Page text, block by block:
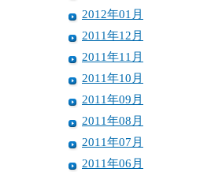
2012年01月
2011年12月
2011年11月
2011年10月
2011年09月
2011年08月
2011年07月
2011年06月